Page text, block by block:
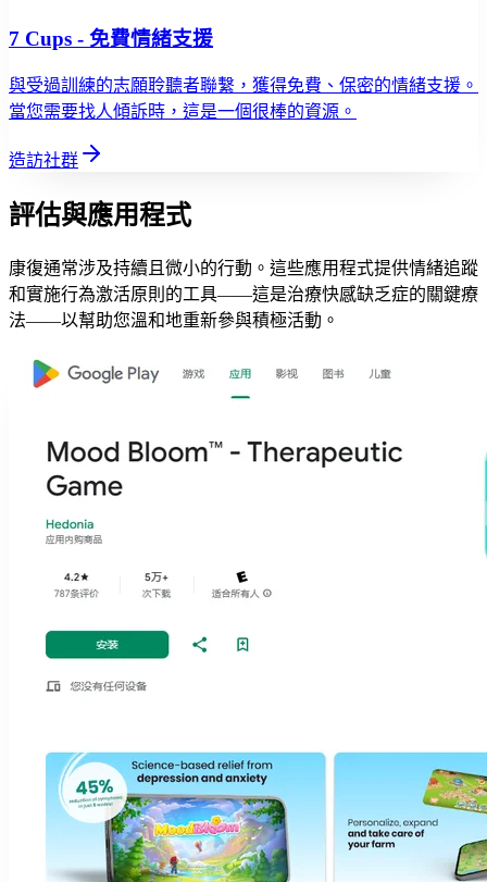
7 Cups - 免費情緒支援
與受過訓練的志願聆聽者聯繫，獲得免費、保密的情緒支援。
當您需要找人傾訴時，這是一個很棒的資源。
造訪社群
評估與應用程式
康復通常涉及持續且微小的行動。這些應用程式提供情緒追蹤
和實施行為激活原則的工具——這是治療快感缺乏症的關鍵療
法——以幫助您溫和地重新參與積極活動。